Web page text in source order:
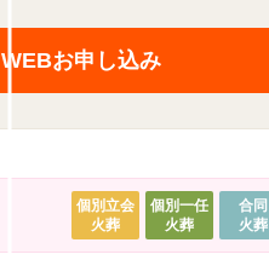
WEBお申し込み
個別立会
火葬
個別一任
火葬
合同
火葬